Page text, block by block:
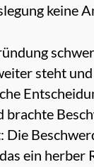
keine
steht
ein herber